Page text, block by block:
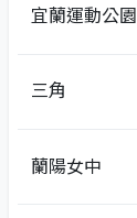
宜蘭運動公園
三角
蘭陽女中